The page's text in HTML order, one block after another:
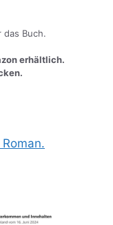
das Buch.
erhältlich.